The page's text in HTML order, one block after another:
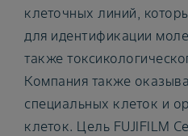
клеточных линий,
для идентификации
также
Компания также
специальных клеток и
клеток. Цель FUJIFILM